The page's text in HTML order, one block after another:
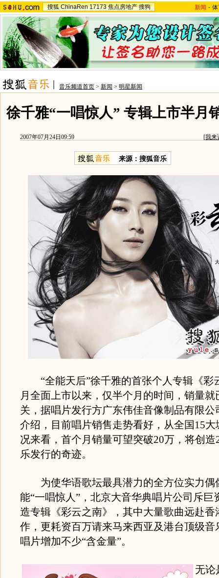
搜狐 ChinaRen 17173 焦点房地产 搜狗 新闻 -
音乐频道首页 > 新闻 > 明星新闻
徐千雅“一唱惊人” 专辑上市半月
2007年07月24日09:59 [我来
来源：搜狐音乐
“全能天后”徐千雅的首张个人专辑《彩
月全面上市以来，仅半个月的时间，销量就
关，据唱片发行方广东伟佳音像制品有限公
介绍，目前唱片销售走势看好，从全国15
况来看，首个月销量可望突破20万，将创造
乐发行的奇迹。
为使华语歌坛最具潜力的全方位实力偶
能“一唱惊人”，北京大音华典唱片公司斥巨
造专辑《彩云之南》，其中大量歌曲远赴香
作，更耗资百万请来马来西亚及港台顶级音
唱片增加不少“含金量”。
无论